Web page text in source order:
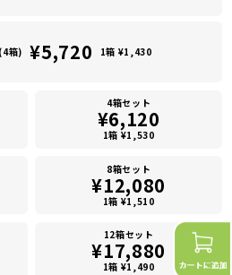
箱) ¥5,720 1箱 ¥1,430
4箱セット
¥6,120
1箱 ¥1,530
8箱セット
¥12,080
1箱 ¥1,510
12箱セット
¥17,880
1箱 ¥1,490